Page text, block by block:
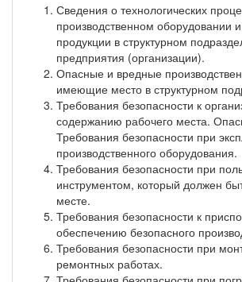
Сведения о технологических
производственном оборудовании
продукции в структурном
предприятия (организации).
Опасные и вредные
имеющие место в структурном
Требования безопасности к
содержанию рабочего места.
Требования безопасности при
производственного оборудования.
Требования безопасности при
инструментом, который должен
месте.
Требования безопасности к
обеспечению безопасного
Требования безопасности при
ремонтных работах.